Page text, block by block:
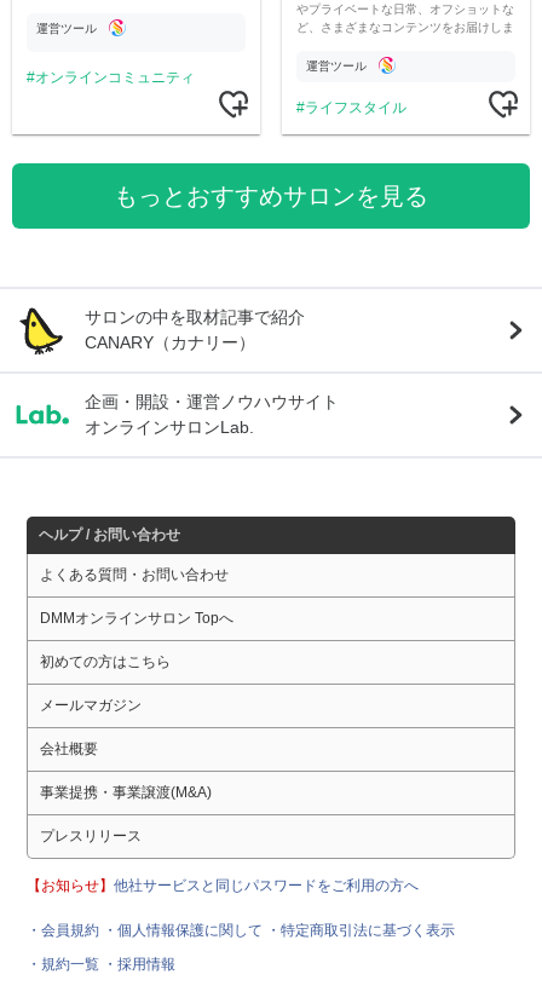
運営ツール
オンラインコミュニティ
やプライベートな日常、オフショットな
ど、さまざまなコンテンツをお届けしま
運営ツール
ライフスタイル
もっとおすすめサロンを見る
サロンの中を取材記事で紹介
CANARY（カナリー）
企画・開設・運営ノウハウサイト
オンラインサロンLab.
ヘルプ / お問い合わせ
よくある質問・お問い合わせ
DMMオンラインサロン Topへ
初めての方はこちら
メールマガジン
会社概要
事業提携・事業譲渡(M&A)
プレスリリース
【お知らせ】他社サービスと同じパスワードをご利用の方へ
・会員規約 ・個人情報保護に関して
・特定商取引法に基づく表示
・規約一覧 ・採用情報